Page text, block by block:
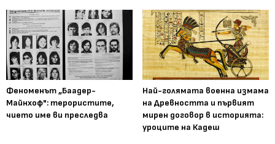
Феноменът „Баадер-
Майнхоф": терористите,
чието име ви преследва
Най-голямата военна измама
на Древността и първият
мирен договор в историята:
уроците на Кадеш